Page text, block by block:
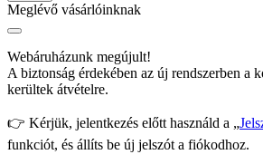
Meglévő vásárlóinknak
Webáruházunk megújult!
A biztonság érdekében az új rendszerben a
kerültek átvételre.
👉 Kérjük, jelentkezés előtt használd a „
funkciót, és állíts be új jelszót a fiókodhoz.